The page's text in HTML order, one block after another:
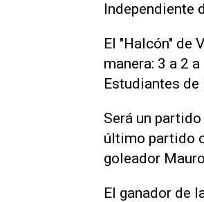
Independiente
El "Halcón" de
manera: 3 a 2
Estudiantes de
Será un
último partido
goleador
El ganador de